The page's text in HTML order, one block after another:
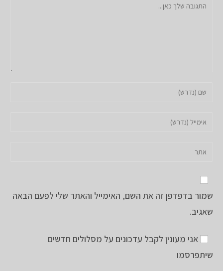
להגיב
שלך
שם
כדי
דואר
כדי
אתר
האינטרנט
שלך
שמור בדפדפן זה את השם, האימייל והאתר שלי לפעם הבאה
שאגיב.
אני מעונין לקבל עדכונים על מסלולים חדשים
שיתפרסמו